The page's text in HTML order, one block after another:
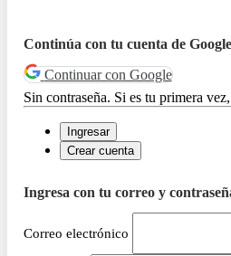
Continúa con tu cuenta de Google
Continuar con Google
Sin contraseña. Si es tu primera
Ingresar
Crear cuenta
Ingresa con tu correo y
Correo electrónico